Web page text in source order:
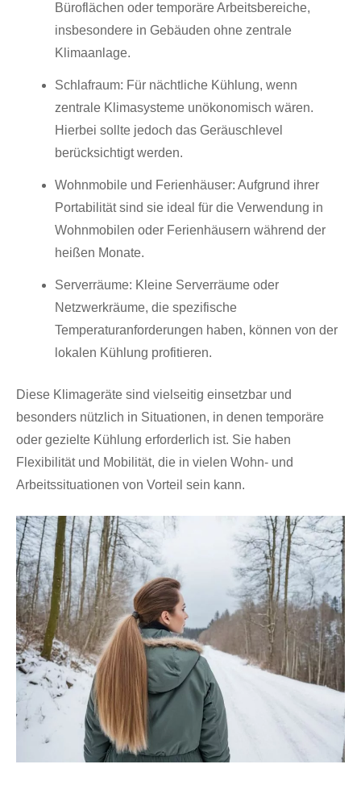
Büroflächen oder temporäre Arbeitsbereiche,
insbesondere in Gebäuden ohne zentrale
Klimaanlage.
Schlafraum: Für nächtliche Kühlung, wenn
zentrale Klimasysteme unökonomisch wären.
Hierbei sollte jedoch das Geräuschlevel
berücksichtigt werden.
Wohnmobile und Ferienhäuser: Aufgrund ihrer
Portabilität sind sie ideal für die Verwendung in
Wohnmobilen oder Ferienhäusern während der
heißen Monate.
Serverräume: Kleine Serverräume oder
Netzwerkräume, die spezifische
Temperaturanforderungen haben, können von der
lokalen Kühlung profitieren.
Diese Klimageräte sind vielseitig einsetzbar und
besonders nützlich in Situationen, in denen temporäre
oder gezielte Kühlung erforderlich ist. Sie haben
Flexibilität und Mobilität, die in vielen Wohn- und
Arbeitssituationen von Vorteil sein kann.